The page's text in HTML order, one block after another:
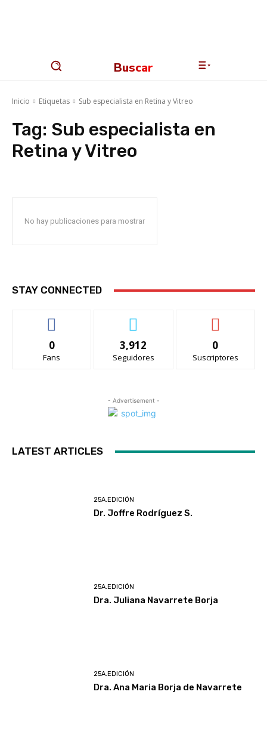
Buscar
Inicio Etiquetas Sub especialista en Retina y Vitreo
Tag: Sub especialista en
Retina y Vitreo
No hay publicaciones para mostrar
STAY CONNECTED
0
Fans
3,912
Seguidores
0
Suscriptores
- Advertisement -
LATEST ARTICLES
25A.EDICIÓN
Dr. Joffre Rodríguez S.
25A.EDICIÓN
Dra. Juliana Navarrete Borja
25A.EDICIÓN
Dra. Ana Maria Borja de Navarrete